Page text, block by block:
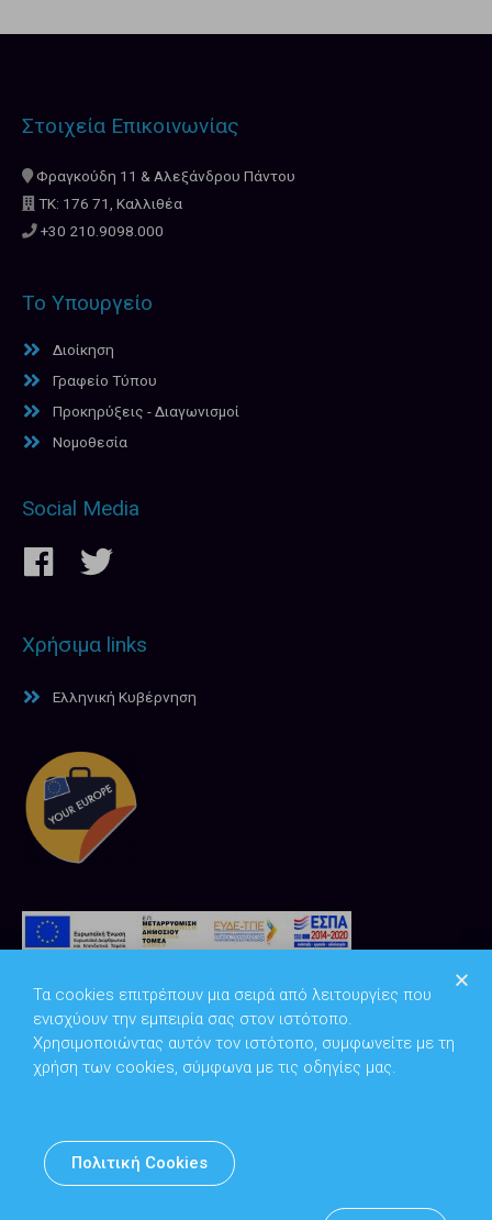
Στοιχεία Επικοινωνίας
Φραγκούδη 11 & Αλεξάνδρου Πάντου
ΤΚ: 176 71, Καλλιθέα
+30 210.9098.000
Το Υπουργείο
Διοίκηση
Γραφείο Τύπου
Προκηρύξεις - Διαγωνισμοί
Νομοθεσία
Social Media
Χρήσιμα links
Ελληνική Κυβέρνηση
Copyright © 2026Υπουργείο Ψηφιακής Διακυβέρνησης
Υπεύθυνος DPO: Θανάσης Κοσμόπουλος | dpo@mindigital.gr
Τα cookies επιτρέπουν μια σειρά από λειτουργίες που
ενισχύουν την εμπειρία σας στον ιστότοπο.
Χρησιμοποιώντας αυτόν τον ιστότοπο, συμφωνείτε με τη
χρήση των cookies, σύμφωνα με τις οδηγίες μας.
Πολιτική Cookies